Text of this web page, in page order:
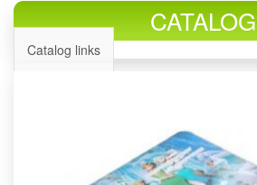
CATALOG
Catalog links